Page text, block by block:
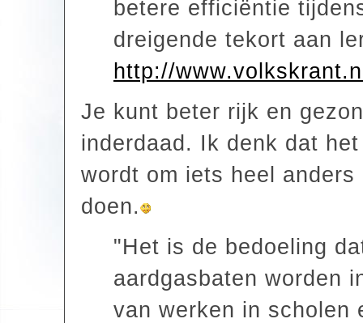
betere efficiëntie
dreigende tekort aan
http://
Je kunt beter rijk en
inderdaad. Ik denk dat
wordt om iets heel
doen.
"Het is de bedoeling
aardgasbaten worden
van werken in scholen